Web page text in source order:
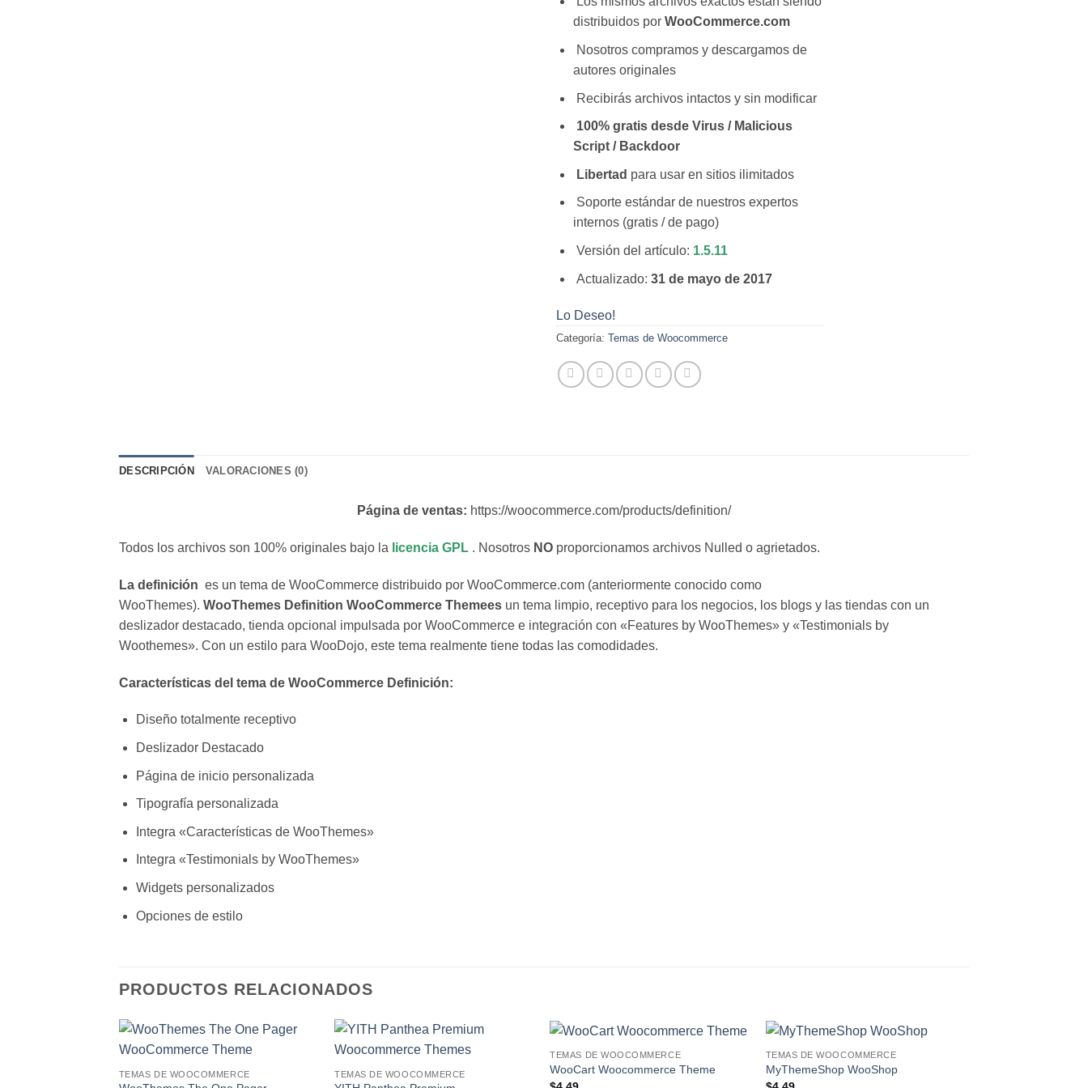
distribuidos por WooCommerce.com
Nosotros compramos y descargamos de
autores originales
Recibirás archivos intactos y sin modificar
100% gratis desde Virus / Malicious
Script / Backdoor
Libertad para usar en sitios ilimitados
Soporte estándar de nuestros expertos
internos (gratis / de pago)
Versión del artículo: 1.5.11
Actualizado: 31 de mayo de 2017
Lo Deseo!
Categoría: Temas de Woocommerce
DESCRIPCIÓN VALORACIONES (0)
Página de ventas: https://woocommerce.com/products/definition/
Todos los archivos son 100% originales bajo la licencia GPL . Nosotros NO proporcionamos archivos Nulled o agrietados.
La definición es un tema de WooCommerce distribuido por WooCommerce.com (anteriormente conocido como
WooThemes). WooThemes Definition WooCommerce Themees un tema limpio, receptivo para los negocios, los blogs y las tiendas con un
deslizador destacado, tienda opcional impulsada por WooCommerce e integración con «Features by WooThemes» y «Testimonials by
Woothemes». Con un estilo para WooDojo, este tema realmente tiene todas las comodidades.
Características del tema de WooCommerce Definición:
Diseño totalmente receptivo
Deslizador Destacado
Página de inicio personalizada
Tipografía personalizada
Integra «Características de WooThemes»
Integra «Testimonials by WooThemes»
Widgets personalizados
Opciones de estilo
PRODUCTOS RELACIONADOS
TEMAS DE WOOCOMMERCE TEMAS DE WOOCOMMERCE
Deseo!
TEMAS DE WOOCOMMERCE
WooCart Woocommerce Theme
TEMAS DE WOOCOMMERCE
MyThemeShop WooShop